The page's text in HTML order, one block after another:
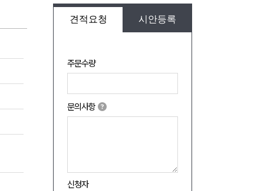
견적요청 시안등록
주문수량
문의사항
신청자